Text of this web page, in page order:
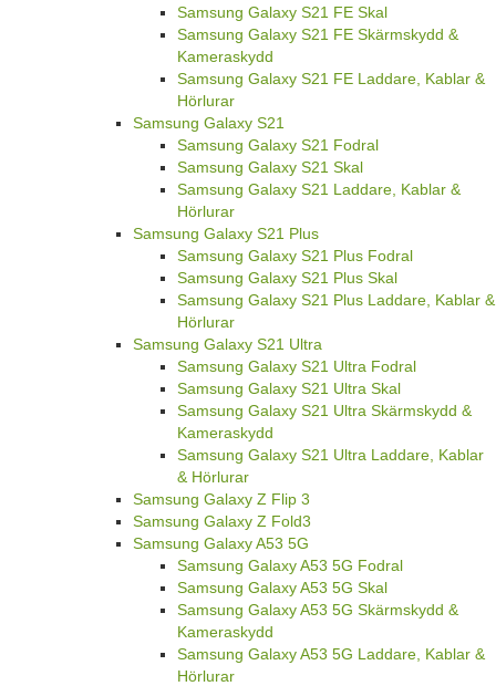
Samsung Galaxy S21 FE Skal
Samsung Galaxy S21 FE Skärmskydd &
Kameraskydd
Samsung Galaxy S21 FE Laddare, Kablar &
Hörlurar
Samsung Galaxy S21
Samsung Galaxy S21 Fodral
Samsung Galaxy S21 Skal
Samsung Galaxy S21 Laddare, Kablar &
Hörlurar
Samsung Galaxy S21 Plus
Samsung Galaxy S21 Plus Fodral
Samsung Galaxy S21 Plus Skal
Samsung Galaxy S21 Plus Laddare, Kablar &
Hörlurar
Samsung Galaxy S21 Ultra
Samsung Galaxy S21 Ultra Fodral
Samsung Galaxy S21 Ultra Skal
Samsung Galaxy S21 Ultra Skärmskydd &
Kameraskydd
Samsung Galaxy S21 Ultra Laddare, Kablar
& Hörlurar
Samsung Galaxy Z Flip 3
Samsung Galaxy Z Fold3
Samsung Galaxy A53 5G
Samsung Galaxy A53 5G Fodral
Samsung Galaxy A53 5G Skal
Samsung Galaxy A53 5G Skärmskydd &
Kameraskydd
Samsung Galaxy A53 5G Laddare, Kablar &
Hörlurar